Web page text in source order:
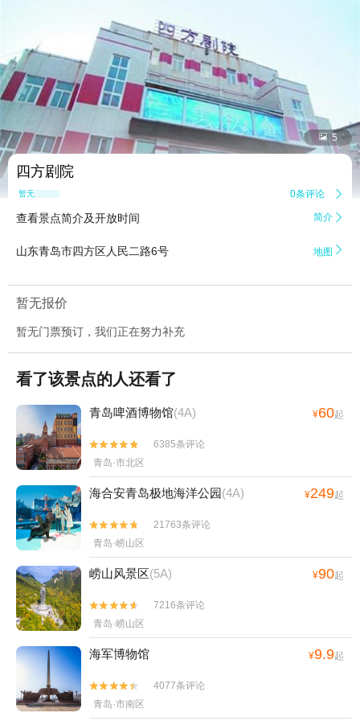
 5
四方剧院
暂无点评 0条评论 
查看景点简介及开放时间 简介 
山东青岛市四方区人民二路6号 地图 
暂无报价
暂无门票预订，我们正在努力补充
看了该景点的人还看了
青岛啤酒博物馆(4A) ¥60起


6385条评论
青岛·市北区
海合安青岛极地海洋公园(4A) ¥249起


21763条评论
青岛·崂山区
崂山风景区(5A) ¥90起


7216条评论
青岛·崂山区
海军博物馆 ¥9.9起


4077条评论
青岛·市南区